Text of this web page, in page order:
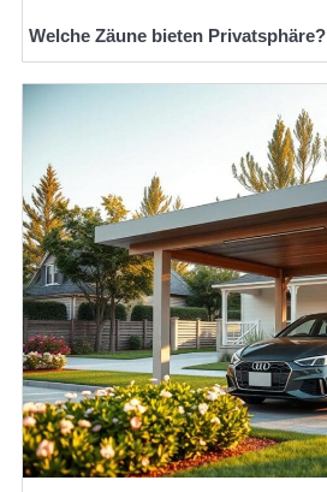
Welche Zäune bieten Privatsphäre?